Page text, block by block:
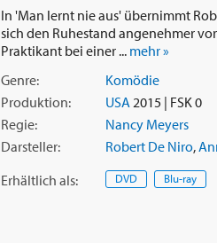
In 'Man lernt nie aus' übernimmt
sich den Ruhestand angenehmer
Praktikant bei einer ... mehr »
Genre:
Komödie
Produktion:
USA 2015 | FSK 0
Regie:
Nancy Meyers
Darsteller:
Robert De Niro,
Erhältlich als: DVD Blu-ray